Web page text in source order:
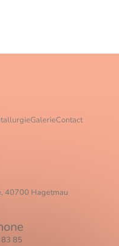
GalerieContact
40700 Hagetmau
85